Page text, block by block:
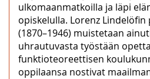
ulkomaanmatkoilla ja läpi
opiskelulla. Lorenz
(1870–1946) muistetaan
uhrautuvasta työstään
funktioteoreettisen
oppilaansa nostivat